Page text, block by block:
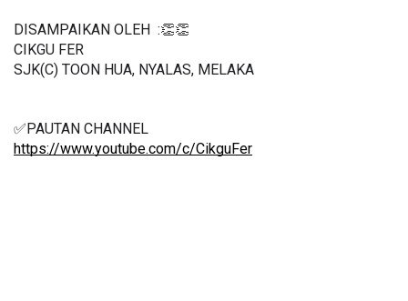
DISAMPAIKAN OLEH  :👏👏
CIKGU FER
SJK(C) TOON HUA, NYALAS, MELAKA
✅PAUTAN CHANNEL
https://www.youtube.com/c/CikguFer